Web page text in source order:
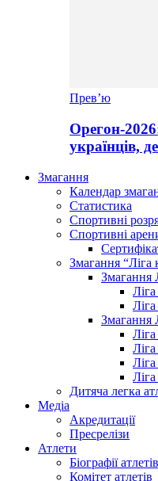
Прев’ю
Орегон-
українців,
Змагання
Календар
Статистика
Спортивні
Спортивні
Змагання “Ліга
Змагання
Змагання
Дитяча легка
Медіа
Акредитації
Пресрелізи
Атлети
Біографії атлетів
Комітет атлетів